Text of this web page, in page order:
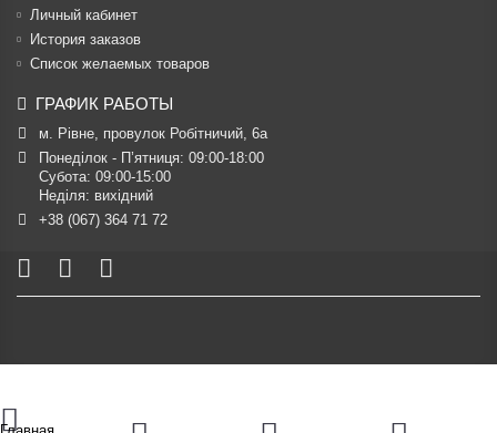
Личный кабинет
История заказов
Список желаемых товаров
ГРАФИК РАБОТЫ
м. Рівне, провулок Робітничий, 6а
Понеділок - П’ятниця: 09:00-18:00
Субота: 09:00-15:00
Неділя: вихідний
+38 (067) 364 71 72